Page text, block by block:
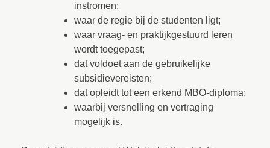
instromen;
waar de regie bij de studenten ligt;
waar vraag- en praktijkgestuurd leren
wordt toegepast;
dat voldoet aan de gebruikelijke
subsidievereisten;
dat opleidt tot een erkend MBO-diploma;
waarbij versnelling en vertraging
mogelijk is.